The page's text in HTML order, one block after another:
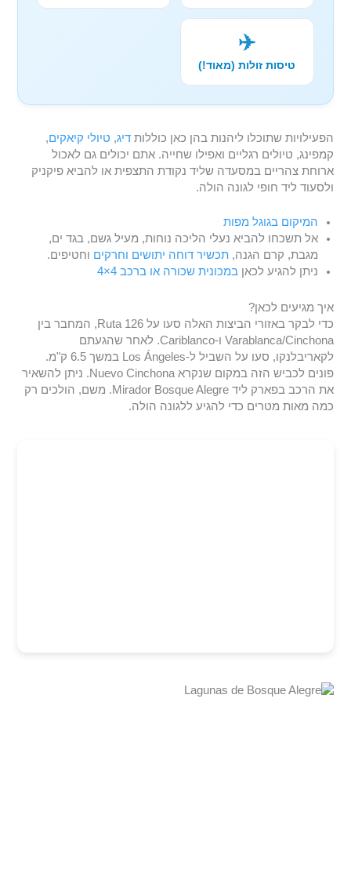
✈️
טיסות זולות (מאוד!)
הפעילויות שתוכלו ליהנות בהן כאן כוללותדיג, טיולי קיאקים,
קמפינג, טיולים רגליים ואפילו שחייה. אתם יכולים גם לאכול
ארוחת צהריים במסעדה שליד נקודת התצפית או להביא פיקניק
ולסעוד ליד חופי לגונה הולה.
המיקום בגוגל מפות
אל תשכחו להביא נעלי הליכה נוחות, מעיל גשם, בגד ים,
מגבת, קרם הגנה,תכשיר דוחה יתושים וחרקים וחטיפים.
ניתן להגיע לכאןבמכונית שכורה או ברכב 4×4
איך מגיעים לכאן?
כדי לבקר באזורי הביצות האלה סעו על Ruta 126, המחבר בין
Varablanca/Cinchona ו-Cariblanco. לאחר שהגעתם
לקאריבלנקו, סעו על השביל ל-Los Ángeles במשך 6.5 ק"מ.
פונים לכביש הזה במקום שנקרא Nuevo Cinchona. ניתן להשאיר
את הרכב בפארק ליד Mirador Bosque Alegre. משם, הולכים רק
כמה מאות מטרים כדי להגיע ללגונה הולה.